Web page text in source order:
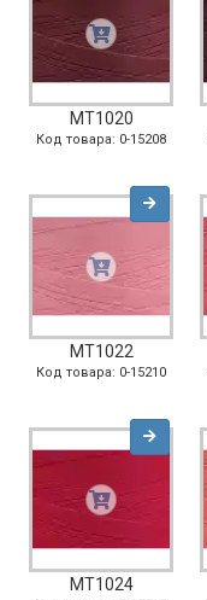
MT1020
Код товара: 0-15208
MT1022
Код товара: 0-15210
MT1024